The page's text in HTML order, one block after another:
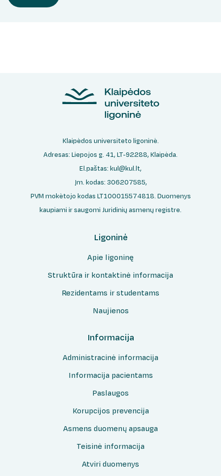
Klaipėdos universiteto ligoninė.
Adresas: Liepojos g. 41, LT-92288, Klaipėda.
El.paštas: kul@kul.lt,
Įm. kodas: 306207585,
PVM mokėtojo kodas LT100015574818. Duomenys
kaupiami ir saugomi Juridinių asmenų registre.
Ligoninė
Apie ligoninę
Struktūra ir kontaktinė informacija
Rezidentams ir studentams
Naujienos
Informacija
Administracinė informacija
Informacija pacientams
Paslaugos
Korupcijos prevencija
Asmens duomenų apsauga
Teisinė informacija
Atviri duomenys